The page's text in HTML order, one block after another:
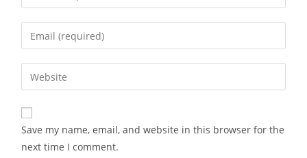
Save my name, email, and website in this browser for the
next time I comment.